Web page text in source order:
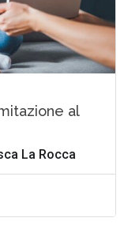
al
La Rocca